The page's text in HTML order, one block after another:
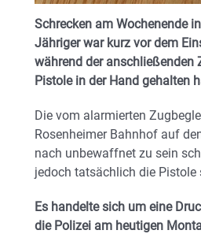
Schrecken am Wochenende
Jähriger war kurz vor dem
während der anschließenden
Pistole in der Hand gehalten
Die vom alarmierten
Rosenheimer Bahnhof auf
nach unbewaffnet zu sein
jedoch tatsächlich die
Es handelte sich um eine
die Polizei am heutigen